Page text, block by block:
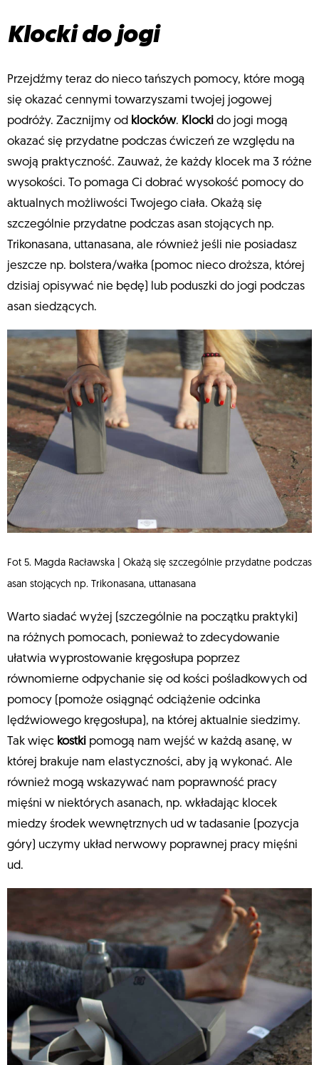
Klocki do jogi
Przejdźmy teraz do nieco tańszych pomocy, które mogą
się okazać cennymi towarzyszami twojej jogowej
podróży. Zacznijmy od klocków. Klocki do jogi mogą
okazać się przydatne podczas ćwiczeń ze względu na
swoją praktyczność. Zauważ, że każdy klocek ma 3 różne
wysokości. To pomaga Ci dobrać wysokość pomocy do
aktualnych możliwości Twojego ciała. Okażą się
szczególnie przydatne podczas asan stojących np.
Trikonasana, uttanasana, ale również jeśli nie posiadasz
jeszcze np. bolstera/wałka (pomoc nieco droższa, której
dzisiaj opisywać nie będę) lub poduszki do jogi podczas
asan siedzących.
Fot 5. Magda Racławska | Okażą się szczególnie przydatne podczas
asan stojących np. Trikonasana, uttanasana
Warto siadać wyżej (szczególnie na początku praktyki)
na różnych pomocach, ponieważ to zdecydowanie
ułatwia wyprostowanie kręgosłupa poprzez
równomierne odpychanie się od kości pośladkowych od
pomocy (pomoże osiągnąć odciążenie odcinka
lędźwiowego kręgosłupa), na której aktualnie siedzimy.
Tak więc kostki pomogą nam wejść w każdą asanę, w
której brakuje nam elastyczności, aby ją wykonać. Ale
również mogą wskazywać nam poprawność pracy
mięśni w niektórych asanach, np. wkładając klocek
miedzy środek wewnętrznych ud w tadasanie (pozycja
góry) uczymy układ nerwowy poprawnej pracy mięśni
ud.